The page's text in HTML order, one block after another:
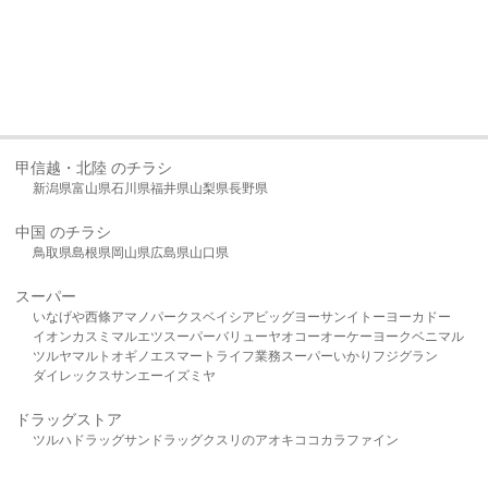
甲信越・北陸 のチラシ
新潟県富山県石川県福井県山梨県長野県
中国 のチラシ
鳥取県島根県岡山県広島県山口県
スーパー
いなげや西條アマノパークスベイシア ビッグヨーサンイトーヨーカドー
イオンカスミ マルエツスーパーバリューヤオコーオーケー ヨークベニマル
ツルヤマルト オギノ エスマート ライフ業務スーパーいかり フジグラン
ダイレックスサンエーイズミヤ
ドラッグストア
ツルハドラッグサンドラッグクスリのアオキ ココカラファイン